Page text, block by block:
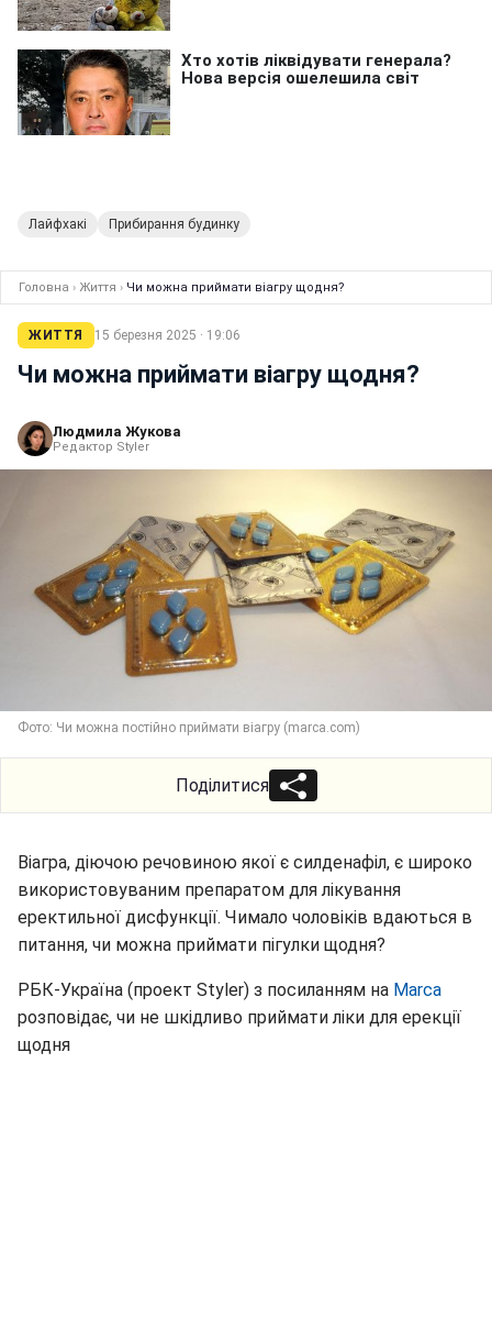
Лайфхакі Прибирання будинку
Головна › Життя › Чи можна приймати віагру щодня?
ЖИТТЯ 15 березня 2025 · 19:06
Чи можна приймати віагру щодня?
Людмила Жукова
Редактор Styler
Фото: Чи можна постійно приймати віагру (marca.com)
Поділитися
Віагра, діючою речовиною якої є силденафіл, є широко
використовуваним препаратом для лікування
еректильної дисфункції. Чимало чоловіків вдаються в
питання, чи можна приймати пігулки щодня?
РБК-Україна (проект Styler) з посиланням на Marca
розповідає, чи не шкідливо приймати ліки для ерекції
щодня